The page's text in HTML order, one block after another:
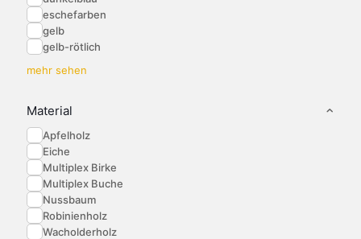
eschefarben
gelb
gelb-rötlich
mehr sehen
Material
Apfelholz
Eiche
Multiplex Birke
Multiplex Buche
Nussbaum
Robinienholz
Wacholderholz